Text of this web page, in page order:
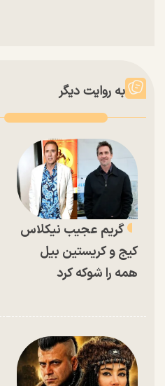
به روایت دیگر
گریم عجیب نیکلاس
کیج و کریستین بیل
همه را شوکه کرد